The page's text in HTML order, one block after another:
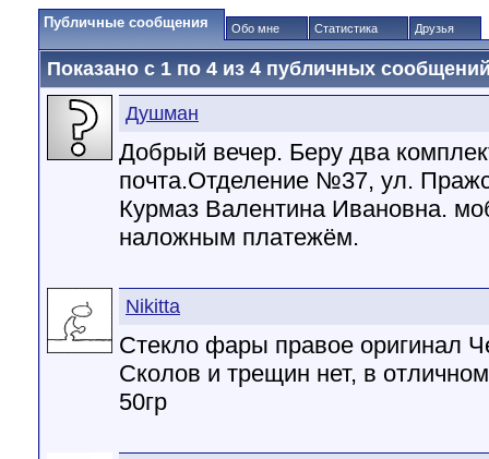
Публичные сообщения Обо мне Статистика Друзья
Показано с 1 по 4 из 4 публичных
Душман
Добрый вечер. Беру два
почта.Отделение №37, ул.
Курмаз Валентина Ивановна.
наложным платежём.
Nikitta
Стекло фары правое оригинал
Сколов и трещин нет, в
50гр